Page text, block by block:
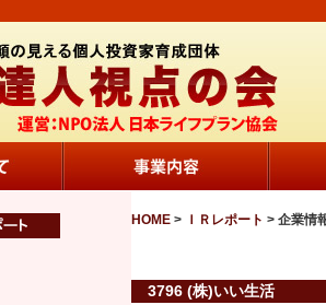
HOME > ＩＲレポート > 企業情
3796 (株)いい生活